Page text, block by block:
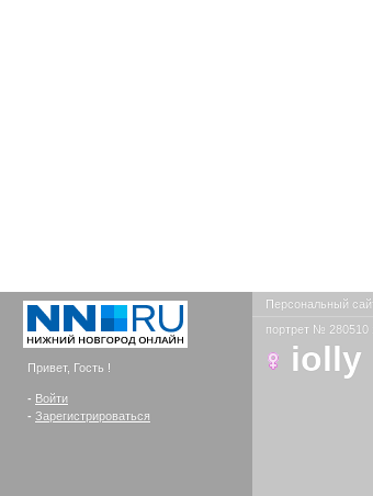
Привет, Гость !
- Войти
- Зарегистрироваться
Персональный
портрет № 280510
iolly